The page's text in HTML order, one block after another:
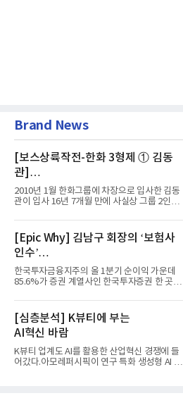
Brand News
[보스상륙작전-한화 3형제 ① 김동
관]
입사 16년 만에 수석부회장 … 경영승
계 ‘초읽기’
2010년 1월 한화그룹에 차장으로 입사한 김동
관이 입사 16년 7개월 만에 사실상 그룹 2인자
[Epic Why] 김남구 회장의 ‘보험사
인수’
발걸음이 신중해진 배경은?
한국투자금융지주의 올 1분기 순이익 가운데
85.6%가 증권 계열사인 한국투자증권 한 곳에
[심층분석] K뷰티에 부는
AI혁신 바람
K뷰티 업계도 AI를 활용한 산업혁신 경쟁에 들
어갔다.아모레퍼시픽이 연구 특화 생성형 AI 플